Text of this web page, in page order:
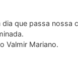
dia que passa nossa
Valmir Mariano.